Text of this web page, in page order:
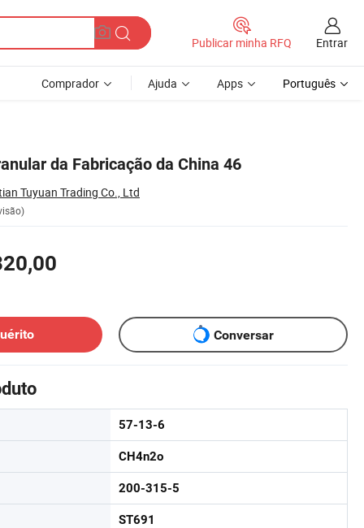
Publicar minha RFQ Entrar
Comprador Ajuda Apps Português
da Fabricação da China 46
Tuyuan Trading Co., Ltd
Conversar
57-13-6
CH4n2o
200-315-5
ST691